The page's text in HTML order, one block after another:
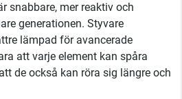
snabbare, mer reaktiv och
generationen. Styvare
lämpad för avancerade
att varje element kan spåra
de också kan röra sig längre och